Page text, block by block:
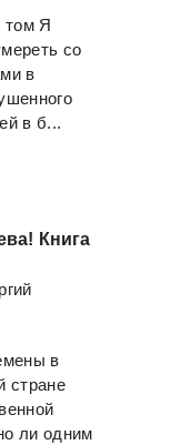
том Я
со
в
в б...
Книга
в
стране
ли одним